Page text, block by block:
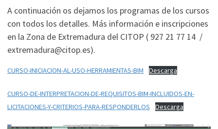
A continuación os dejamos los programas de los cursos
con todos los detalles. Más información e inscripciones
en la Zona de Extremadura del CITOP ( 927 21 77 14 /
extremadura@citop.es).
CURSO-INICIACION-AL-USO-HERRAMIENTAS-BIM Descarga
CURSO-DE-INTERPRETACION-DE-REQUISITOS-BIM-INCLUIDOS-EN-
LICITACIONES-Y-CRITERIOS-PARA-RESPONDERLOS
Descarga